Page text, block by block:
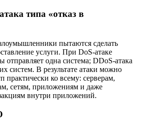
типа «отказ в
пытаются сделать
услуги. При DoS-атаке
отправляет одна система; DDoS-атака
систем. В результате атаки можно
практически ко всему: серверам,
сетям, приложениям и даже
внутри приложений.